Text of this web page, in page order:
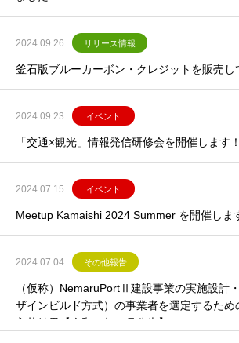
2024.09.26 リリース情報
釜石版ブルーカーボン・クレジットを販売し
2024.09.23 イベント
「交通×観光」情報発信研修会を開催します！
2024.07.15 イベント
Meetup Kamaishi 2024 Summer を開催しま
2024.07.04 その他報告
（仮称）NemaruPortⅡ建設事業の実施設計
ザインビルド方式）の事業者を選定するため
入札結果【令和６年６月公告】